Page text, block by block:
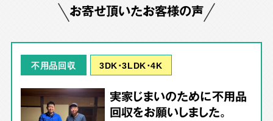
お寄せ頂いたお客様の声
不用品回収 3DK･3LDK･4K
実家じまいのために不用品
回収をお願いしました。